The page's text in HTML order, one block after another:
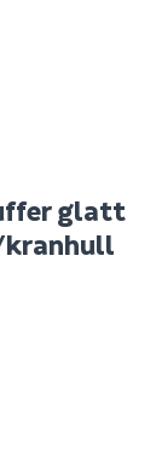
glatt